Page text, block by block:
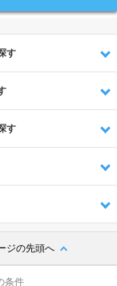
す
す
ジの先頭へ
条件